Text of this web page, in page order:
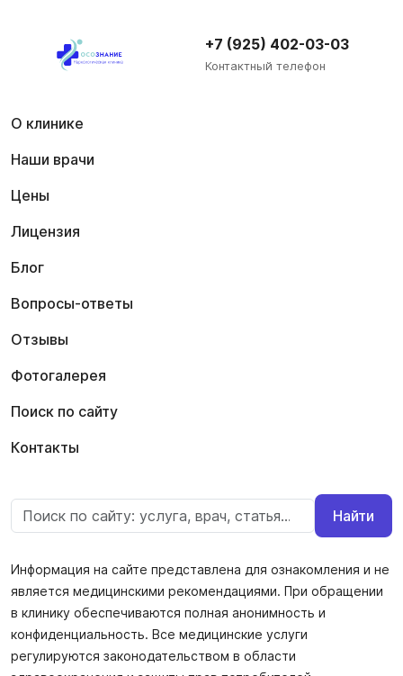
+7 (925) 402-03-03
Контактный телефон
О клинике
Наши врачи
Цены
Лицензия
Блог
Вопросы-ответы
Отзывы
Фотогалерея
Поиск по сайту
Контакты
Найти
Информация на сайте представлена для ознакомления и не
является медицинскими рекомендациями. При обращении
в клинику обеспечиваются полная анонимность и
конфиденциальность. Все медицинские услуги
регулируются законодательством в области